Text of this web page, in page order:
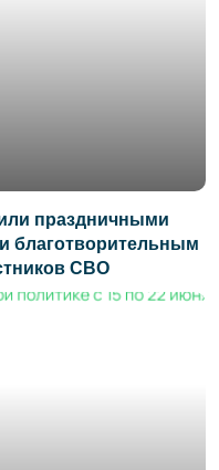
праздничными
благотворительным
СВО